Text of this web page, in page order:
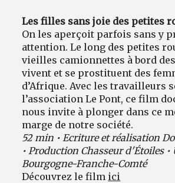
Les filles sans joie des petites
On les aperçoit parfois sans y
attention. Le long des petites
vieilles camionnettes à bord
vivent et se prostituent des
d’Afrique. Avec les travailleurs
l’association Le Pont, ce film
nous invite à plonger dans ce
marge de notre société.
52 min • Ecriture et réalisation
• Production Chasseur d'Étoiles
Bourgogne-Franche-Comté
Découvrez le film ici